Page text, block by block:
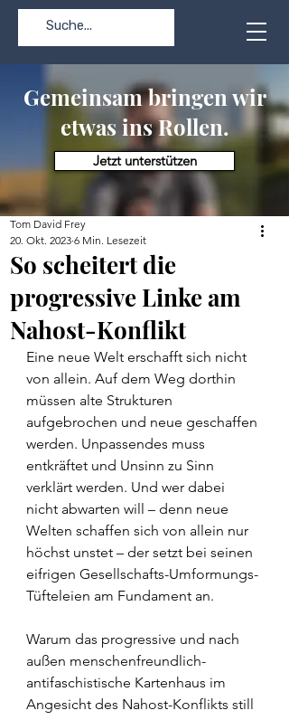
Gemeinsam bringen wir
etwas ins Rollen.
Jetzt unterstützen
So scheitert die
progressive Linke am
Nahost-Konflikt
Tom David Frey
20. Okt. 2023 6 Min. Lesezeit
Eine neue Welt erschafft sich nicht
von allein. Auf dem Weg dorthin
müssen alte Strukturen
aufgebrochen und neue geschaffen
werden. Unpassendes muss
entkräftet und Unsinn zu Sinn
verklärt werden. Und wer dabei
nicht abwarten will – denn neue
Welten schaffen sich von allein nur
höchst unstet – der setzt bei seinen
eifrigen Gesellschafts-Umformungs-
Tüfteleien am Fundament an.
Warum das progressive und nach
außen menschenfreundlich-
antifaschistische Kartenhaus im
Angesicht des Nahost-Konflikts still